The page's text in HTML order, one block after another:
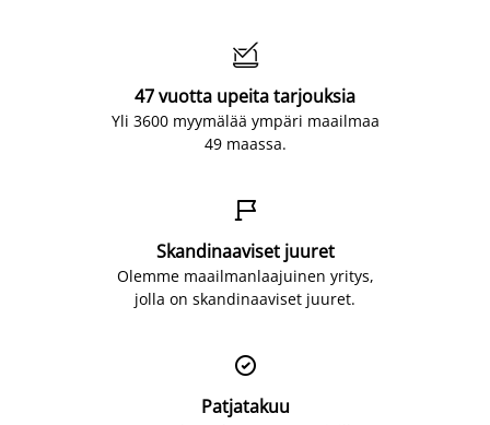

47 vuotta upeita tarjouksia
Yli 3600 myymälää ympäri maailmaa
49 maassa.

Skandinaaviset juuret
Olemme maailmanlaajuinen yritys,
jolla on skandinaaviset juuret.

Patjatakuu